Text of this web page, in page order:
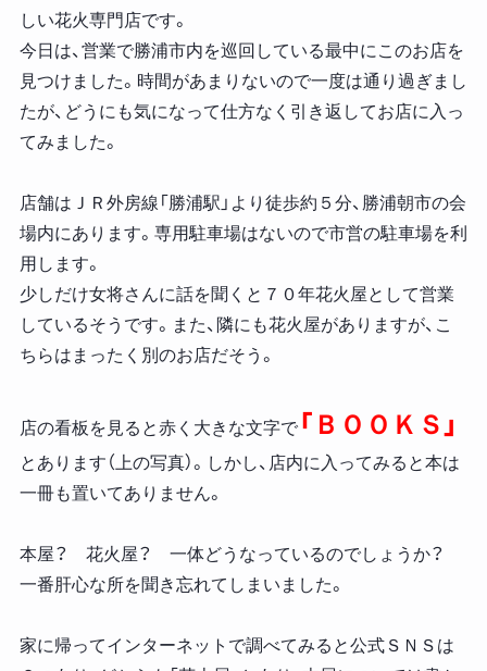
しい花火専門店です。
今日は、営業で勝浦市内を巡回している最中にこのお店を
見つけました。時間があまりないので一度は通り過ぎまし
たが、どうにも気になって仕方なく引き返してお店に入っ
てみました。
店舗はＪＲ外房線「勝浦駅」より徒歩約５分、勝浦朝市の会
場内にあります。専用駐車場はないので市営の駐車場を利
用します。
少しだけ女将さんに話を聞くと７０年花火屋として営業
しているそうです。また、隣にも花火屋がありますが、こ
ちらはまったく別のお店だそう。
店の看板を見ると赤く大きな文字で「ＢＯＯＫＳ」
とあります（上の写真）。しかし、店内に入ってみると本は
一冊も置いてありません。
本屋？ 花火屋？ 一体どうなっているのでしょうか？
一番肝心な所を聞き忘れてしまいました。
家に帰ってインターネットで調べてみると公式ＳＮＳは